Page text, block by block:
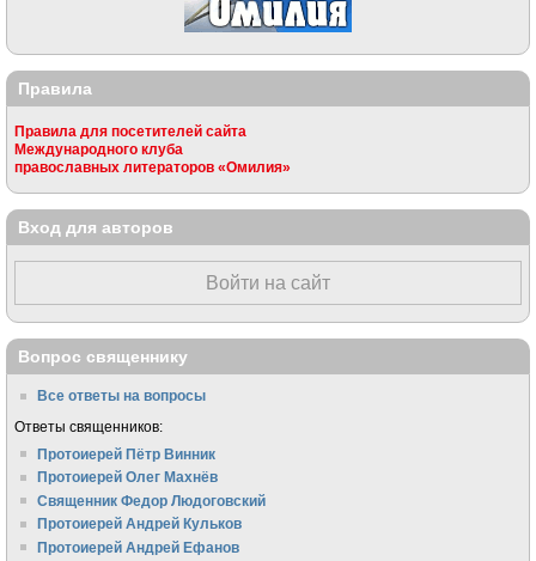
Правила
Правила для посетителей сайта
Международного клуба
православных литераторов «Омилия»
Вход для авторов
Войти на сайт
Вопрос священнику
Все ответы на вопросы
Ответы священников:
Протоиерей Пётр Винник
Протоиерей Олег Махнёв
Священник Федор Людоговский
Протоиерей Андрей Кульков
Протоиерей Андрей Ефанов